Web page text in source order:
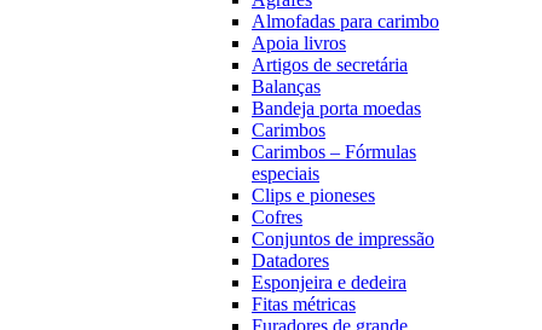
Almofadas para carimbo
Apoia livros
Artigos de secretária
Balanças
Bandeja porta moedas
Carimbos
Carimbos – Fórmulas
especiais
Clips e pioneses
Cofres
Conjuntos de impressão
Datadores
Esponjeira e dedeira
Fitas métricas
Furadores de grande